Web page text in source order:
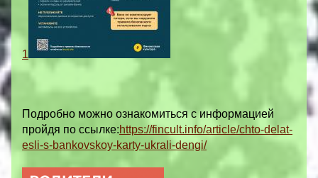
1
Подробно можно ознакомиться с информацией
пройдя по ссылке:https://fincult.info/article/chto-delat-
esli-s-bankovskoy-karty-ukrali-dengi/